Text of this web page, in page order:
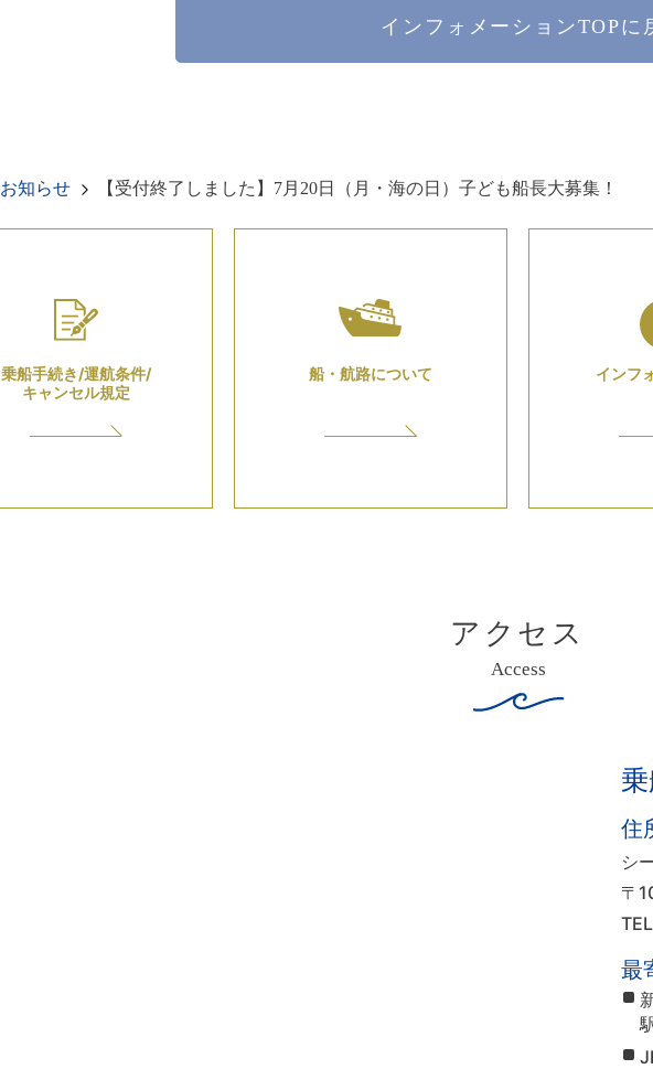
インフォメーションTOPに
お知らせ 【受付終了しました】7月20日（月・海の日）子ども船長大募集！
乗船手続き/運航条件/
キャンセル規定
船・航路について インフ
アクセス
Access
住
シ
〒
最